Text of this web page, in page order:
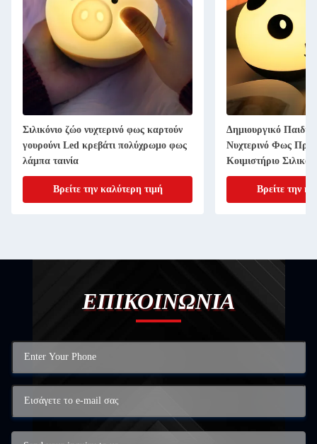
Σιλικόνιο ζώο νυχτερινό φως καρτούν
γουρούνι Led κρεβάτι πολύχρωμο φως
λάμπα ταινία
Βρείτε την καλύτερη τιμή
Δημιουργικό
Νυχτερινό Φως
Κοιμιστήριο
Δισκολόπιδο
Βρείτε την
ΕΠΙΚΟΙΝΩΝΙΑ